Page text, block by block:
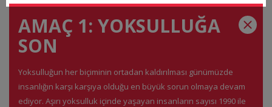
AMAÇ 1: YOKSULLUĞA
SON
Yoksulluğun her biçiminin ortadan kaldırılması günümüzde
insanlığın karşı karşıya olduğu en büyük sorun olmaya devam
ediyor. Aşırı yoksulluk içinde yaşayan insanların sayısı 1990 ile